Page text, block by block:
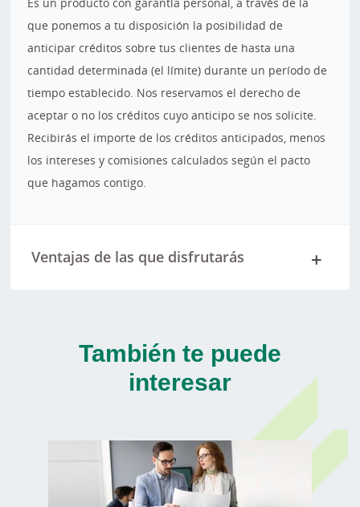
que ponemos a tu disposición la posibilidad de
anticipar créditos sobre tus clientes de hasta una
cantidad determinada (el límite) durante un período de
tiempo establecido. Nos reservamos el derecho de
aceptar o no los créditos cuyo anticipo se nos solicite.
Recibirás el importe de los créditos anticipados, menos
los intereses y comisiones calculados según el pacto
que hagamos contigo.
Ventajas de las que disfrutarás
También te puede
interesar